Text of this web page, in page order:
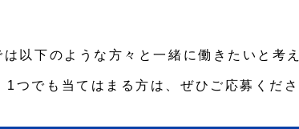
は以下のような方々と一緒に働きたいと考
1つでも当てはまる方は、ぜひご応募くださ